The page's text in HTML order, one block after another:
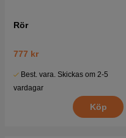
Rör
777 kr
Best. vara. Skickas om 2-5
vardagar
Köp